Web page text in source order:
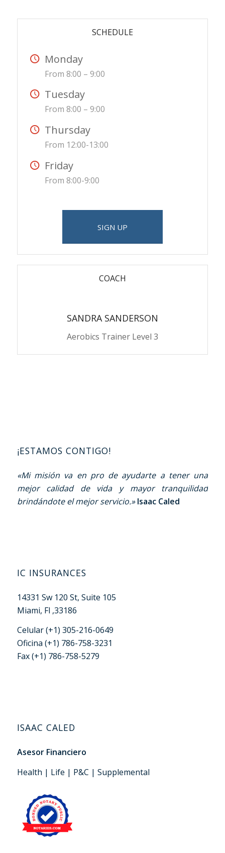
SCHEDULE
Monday
From 8:00 – 9:00
Tuesday
From 8:00 – 9:00
Thursday
From 12:00-13:00
Friday
From 8:00-9:00
SIGN UP
COACH
SANDRA SANDERSON
Aerobics Trainer Level 3
¡ESTAMOS CONTIGO!
«Mi misión va en pro de ayudarte a tener una
mejor calidad de vida y mayor tranquilidad
brindándote el mejor servicio.» Isaac Caled
IC INSURANCES
14331 Sw 120 St, Suite 105
Miami, Fl ,33186
Celular (+1) 305-216-0649
Oficina (+1) 786-758-3231
Fax (+1) 786-758-5279
ISAAC CALED
Asesor Financiero
Health | Life | P&C | Supplemental